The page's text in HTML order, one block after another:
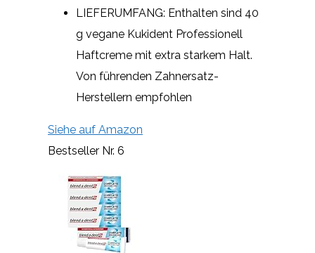
LIEFERUMFANG: Enthalten sind 40
g vegane Kukident Professionell
Haftcreme mit extra starkem Halt.
Von führenden Zahnersatz-
Herstellern empfohlen
Siehe auf Amazon
Bestseller Nr. 6